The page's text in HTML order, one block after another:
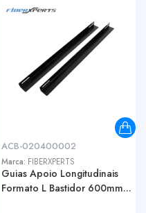
ACB-020400002
Marca: FIBERXPERTS
Guias Apoio Longitudinais
Formato L Bastidor 600mm...